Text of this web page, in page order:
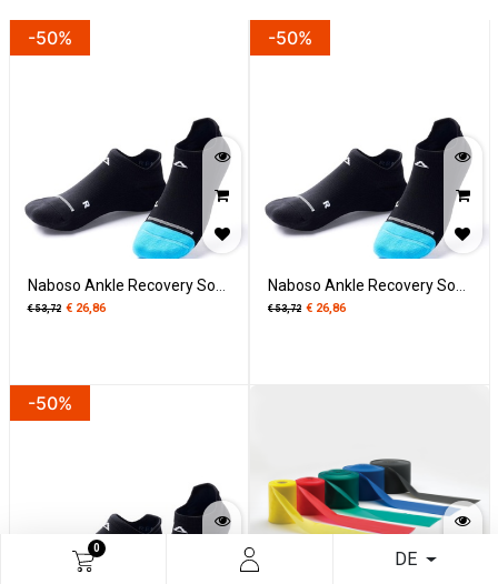
0
DE
-50%
€53,72 € 26,86
-50%
€53,72 € 26,86
-50%